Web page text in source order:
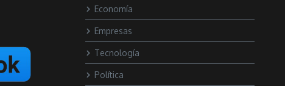
Economía
Empresas
Tecnología
Política